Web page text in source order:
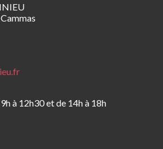
à 12h30 et de 14h à 18h